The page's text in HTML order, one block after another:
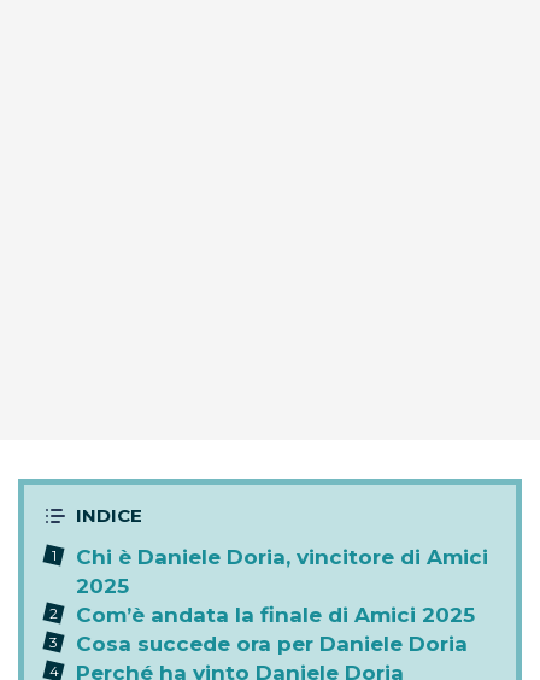
Chi è Daniele Doria, vincitore di Amici
2025
Com’è andata la finale di Amici 2025
Cosa succede ora per Daniele Doria
Perché ha vinto Daniele Doria